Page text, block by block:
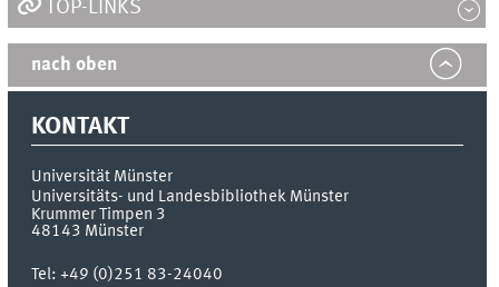
TOP-LINKS
nach oben
KONTAKT
Universität Münster
Universitäts- und Landesbibliothek Münster
Krummer Timpen 3
48143 Münster
Tel:+49 (0)251 83-24040